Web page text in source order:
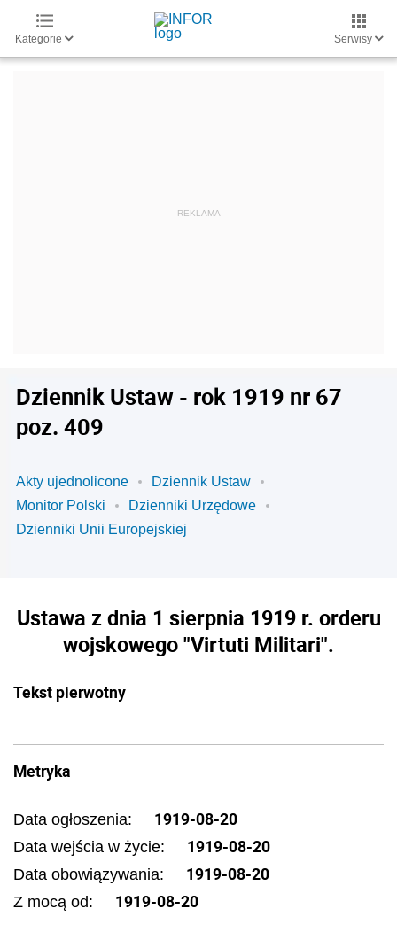
Kategorie Serwisy
Dziennik Ustaw - rok 1919 nr 67
poz. 409
Akty ujednolicone
Dziennik Ustaw
Monitor Polski
Dzienniki Urzędowe
Dzienniki Unii Europejskiej
Ustawa z dnia 1 sierpnia 1919 r. orderu
wojskowego "Virtuti Militari".
Tekst pierwotny
Metryka
Data ogłoszenia: 1919-08-20
Data wejścia w życie: 1919-08-20
Data obowiązywania: 1919-08-20
Z mocą od: 1919-08-20